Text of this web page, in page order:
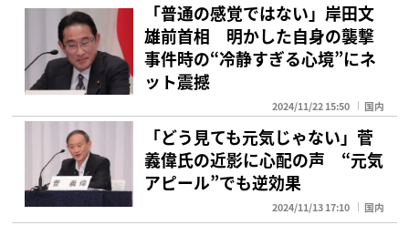
「普通の感覚ではない」岸田文
雄前首相 明かした自身の襲撃
事件時の“冷静すぎる心境”にネ
ット震撼
2024/11/22 15:50 国内
「どう見ても元気じゃない」菅
義偉氏の近影に心配の声 “元気
アピール”でも逆効果
2024/11/13 17:10 国内